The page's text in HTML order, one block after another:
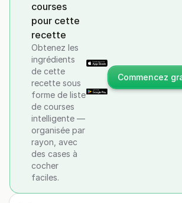
courses
pour cette
recette
Obtenez les
ingrédients
de cette
recette sous
forme de liste
de courses
intelligente —
organisée par
rayon, avec
des cases à
cocher
faciles.
Commencez